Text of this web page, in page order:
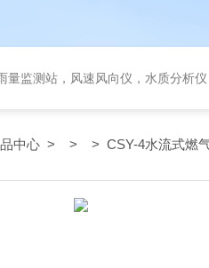
量监测站，风速风向仪，水质分析
中心 > > > CSY-4水流式燃